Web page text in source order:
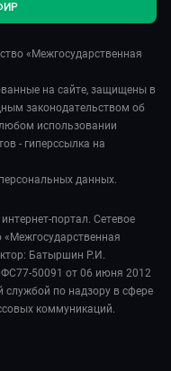
«Межгосударственная
на сайте, защищены в
законодательством об
использовании
- гиперссылка на
данных.
портал. Сетевое
Батыршин Р.И.
50091 от 06 июня 2012
службой по надзору в сфере
коммуникаций.